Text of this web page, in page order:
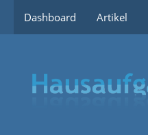
Dashboard Artikel